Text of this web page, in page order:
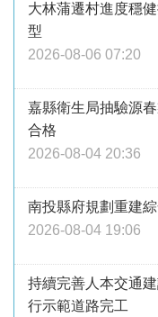
大林蒲遷村進度穩
型
2026-08-06 07:20
嘉縣衛生局抽驗源
合格
2026-08-04 20:36
南投縣府規劃重建
2026-08-04 19:06
持續完善人本交通
行示範道路完工